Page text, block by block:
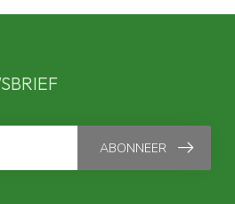
ABONNEER